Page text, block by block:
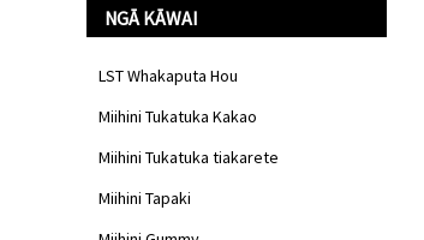
NGĀ KĀWAI
LST Whakaputa Hou
Miihini Tukatuka Kakao
Miihini Tukatuka tiakarete
Miihini Tapaki